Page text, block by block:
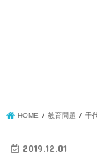
HOME 教育問題 千
2019.12.01